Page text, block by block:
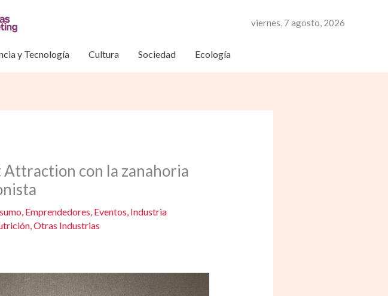
viernes, 7 agosto, 2026
y Tecnología Cultura Sociedad Ecología
Attraction con la zanahoria
Emprendedores Eventos Industria
, Otras Industrias